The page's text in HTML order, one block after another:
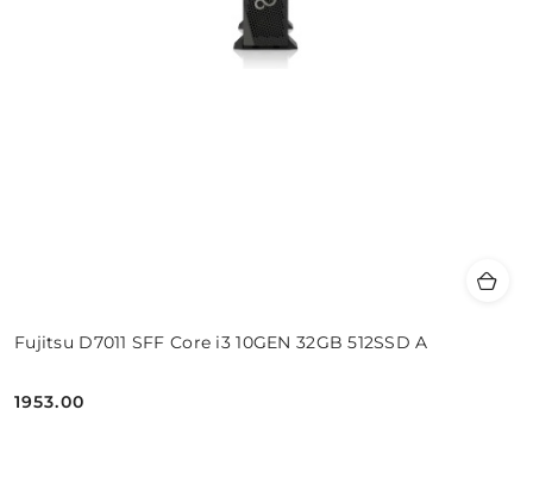
Fujitsu D7011 SFF Core i3 10GEN 32GB 512SSD A
Cena:
1953.00